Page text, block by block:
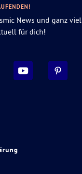
News und ganz viel
für dich!